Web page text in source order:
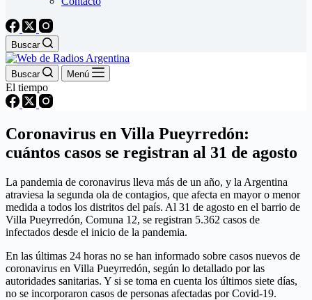
Buscar
Buscar Menú
El tiempo
Coronavirus en Villa Pueyrredón:
cuántos casos se registran al 31 de agosto
La pandemia de coronavirus lleva más de un año, y la Argentina
atraviesa la segunda ola de contagios, que afecta en mayor o menor
medida a todos los distritos del país. Al 31 de agosto en el barrio de
Villa Pueyrredón, Comuna 12, se registran 5.362 casos de
infectados desde el inicio de la pandemia.
En las últimas 24 horas no se han informado sobre casos nuevos de
coronavirus en Villa Pueyrredón, según lo detallado por las
autoridades sanitarias. Y si se toma en cuenta los últimos siete días,
no se incorporaron casos de personas afectadas por Covid-19.